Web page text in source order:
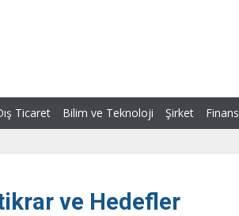
Ticaret Bilim ve Teknoloji Şirket Finans
ve Hedefler